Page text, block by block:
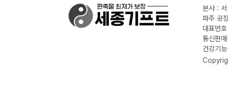
본사 :
파주 공
대표번
통신판
건강기